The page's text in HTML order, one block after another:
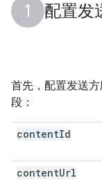
配置发
首先，配置发送
段：
contentId
contentUrl